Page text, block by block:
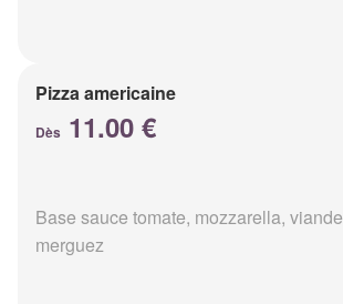
Pizza americaine
Dès 11.00 €
Base sauce tomate, mozzarella,
merguez